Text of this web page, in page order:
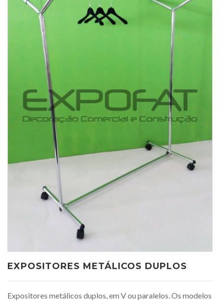
EXPOSITORES METÁLICOS DUPLOS
Expositores metálicos duplos, em V ou paralelos. Os modelos